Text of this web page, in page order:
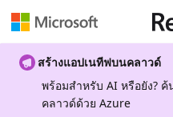
สร้างแอปเนทีฟบนคลาวด์
พร้อมสําหรับ AI หรือยัง?
คลาวด์ด้วย Azure